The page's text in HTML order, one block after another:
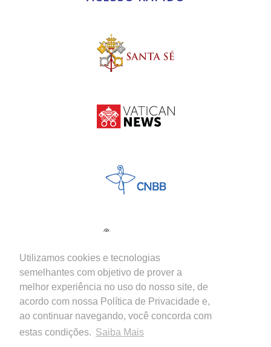
Utilizamos cookies e tecnologias
semelhantes com objetivo de prover a
melhor experiência no uso do nosso site, de
acordo com nossa Política de Privacidade e,
ao continuar navegando, você concorda com
estas condições. Saiba Mais